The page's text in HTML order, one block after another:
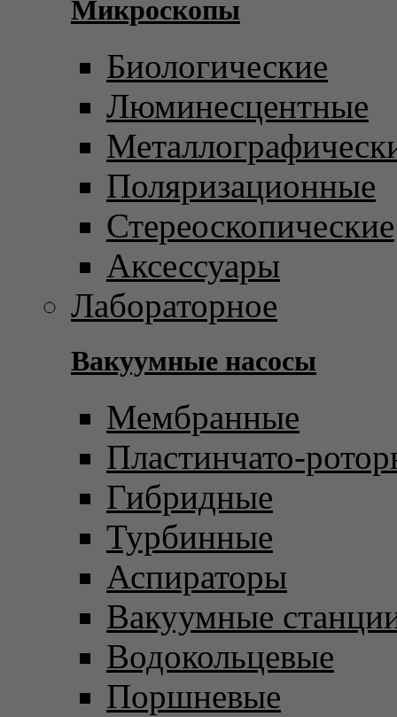
Микроскопы
Биологические
Люминесцентные
Поляризационные
Стереоскопические
Аксессуары
Лабораторное
Вакуумные насосы
Мембранные
Пластинчато-
Гибридные
Турбинные
Аспираторы
Вакуумные
Водокольцевые
Поршневые